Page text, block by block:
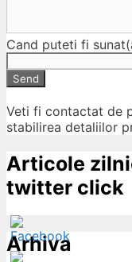
Cand puteti fi
Send
Veti fi contactat de
stabilirea detaliilor
Articole
twitter click
Arhiva